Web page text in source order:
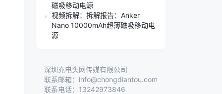
磁吸移动电源
视频拆解：拆解报告：Anker
Nano 10000mAh超薄磁吸移动电
源
深圳充电头网传媒有限公司
联系邮箱：info@chongdiantou.com
联系电话：13242973846